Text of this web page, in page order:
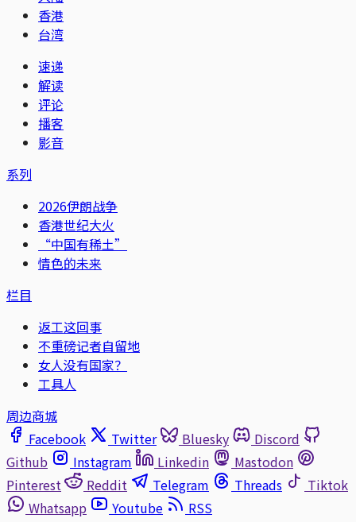
香港
台湾
速递
解读
评论
播客
影音
系列
2026伊朗战争
香港世纪大火
“中国有稀土”
情色的未来
栏目
返工这回事
不重磅记者自留地
女人没有国家？
工具人
周边商城
Facebook
Twitter Bluesky
Discord
Github
Instagram Linkedin
Mastodon
Pinterest
Reddit Telegram Threads
Tiktok
Whatsapp
Youtube
RSS